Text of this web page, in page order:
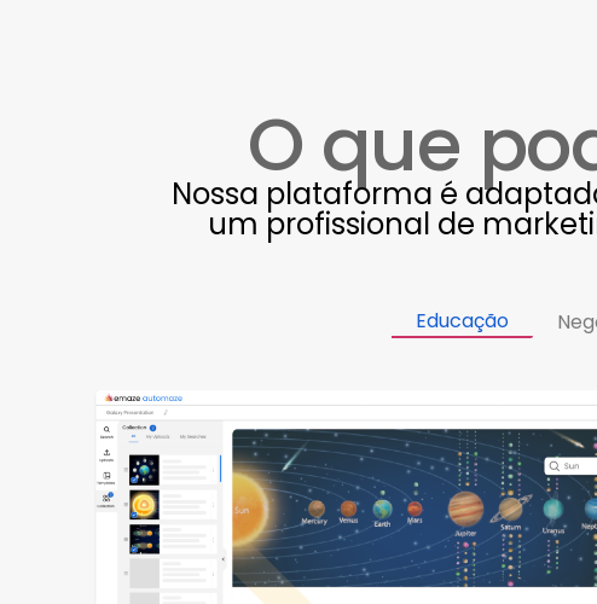
O que
Nossa plataforma é
um profissional de
Educação